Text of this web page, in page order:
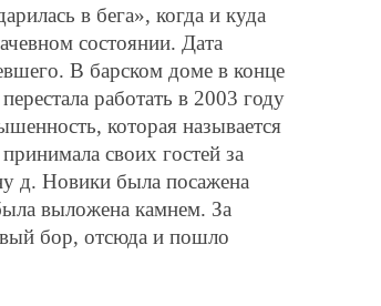
в бега», когда и куда
состоянии. Дата
В барском доме в конце
работать в 2003 году
которая называется
своих гостей за
д. Новики была посажена
выложена камнем. За
бор, отсюда и пошло